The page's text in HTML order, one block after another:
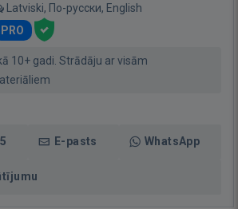
Latviski, По-русски, English
PRO
10+ gadi. Strādāju ar visām
E-pasts WhatsApp